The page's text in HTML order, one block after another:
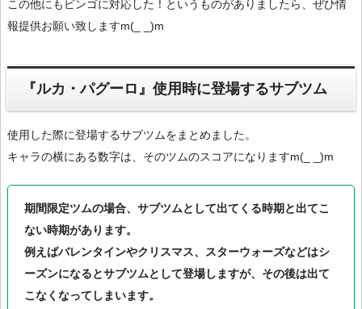
この他にもビンゴに対応した！というものがありましたら、ぜひ情
報提供お願い致しますm(_ _)m
『ルカ・パグーロ』使用時に登場するサブツム
使用した際に登場するサブツムをまとめました。
キャラの横にある数字は、そのツムのスコアになりますm(_ _)m
期間限定ツムの場合、サブツムとして出てくる時期と出てこ
ない時期があります。
例えばバレンタインやクリスマス、スターウォーズなどはシ
ーズンになるとサブツムとして登場しますが、その後は出て
こなくなってしまいます。